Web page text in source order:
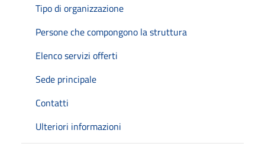
Tipo di organizzazione
Persone che compongono la struttura
Elenco servizi offerti
Sede principale
Contatti
Ulteriori informazioni